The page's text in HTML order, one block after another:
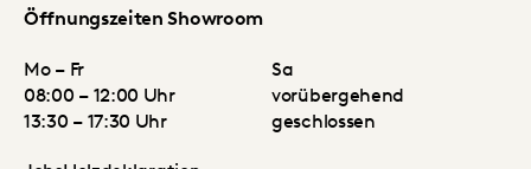
Öffnungszeiten Showroom
Mo – Fr
08:00 – 12:00 Uhr
13:30 – 17:30 Uhr
Sa
vorübergehend
geschlossen